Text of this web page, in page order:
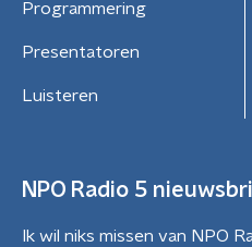
Programmering
Presentatoren
Luisteren
NPO Radio 5
Ik wil niks missen van NPO